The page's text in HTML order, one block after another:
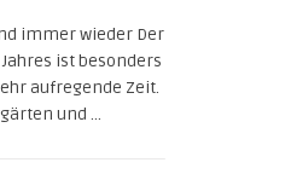
immer wieder Der
ist besonders
aufregende Zeit.
und ...